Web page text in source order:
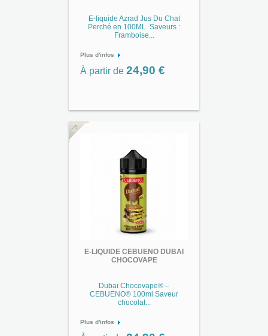
E-liquide Azrad Jus Du Chat
Perché en 100ML. Saveurs :
Framboise...
Plus d'infos
À partir de 24,90 €
E-LIQUIDE CEBUENO DUBAI
CHOCOVAPE
Dubaï Chocovape® –
CEBUENO® 100ml Saveur
chocolat...
Plus d'infos